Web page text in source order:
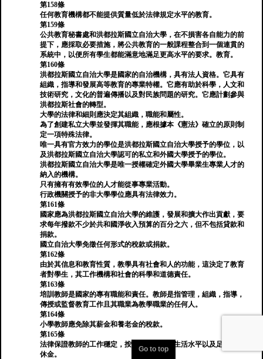
第158條
任何教育機構都不能提供質量低於法律規定水平的教育。
第159條
公共教育秘書處和洪都拉斯國立自治大學，在不損害各自能力的前
提下，應採取必要措施，將公共教育的一般課程整合到一個連貫的
系統中，以便所有學生都能滿意地滿足更高水平的要求。教育。
第160條
洪都拉斯國立自治大學是國家的自治機構，具有法人資格。它具有
組織，指導和發展高等教育的專業特權。它應有助於科學，人文和
技術研究，文化的普遍傳播以及對民族問題的研究。它應計劃參與
洪都拉斯社會的轉型。
大學的法律和細則應決定其組織，職能和屬性。
為了創建私立大學並發揮其職能，應根據本《憲法》確立的原則制
定一項特殊法律。
唯一具有官方效力的學位是洪都拉斯國立自治大學授予的學位，以
及洪都拉斯國立自治大學認可的私立和外國大學授予的學位。
洪都拉斯國立自治大學是唯一授權確定外國大學畢業生專業人才的
納入的機構。
只有擁有有效學位的人才能從事專業活動。
行政機關授予的非大學學位應具有法律效力。
第161條
國家應為洪都拉斯國立自治大學的維護，發展和擴大作出貢獻，要
求每年撥款不少於共和國淨收入預算的百分之六，但不包括貸款和
捐款。
國立自治大學免徵任何形式的稅款或捐款。
第162條
由於其信息和教育性質，教學具有社會和人的功能，這決定了教育
者對學生，其工作機構和社會的科學和道德責任。
第163條
培訓教師是國家的專有職能和責任。教師是指管理，組織，指導，
傳授或監督教育工作且其職業為教學職業的任何人。
第164條
小學教師應免除其薪金和養老金的稅款。
第165條
法律保證教師的工作穩定，按照其高尚使命生活水平以及足夠的退
休金。
Go to top